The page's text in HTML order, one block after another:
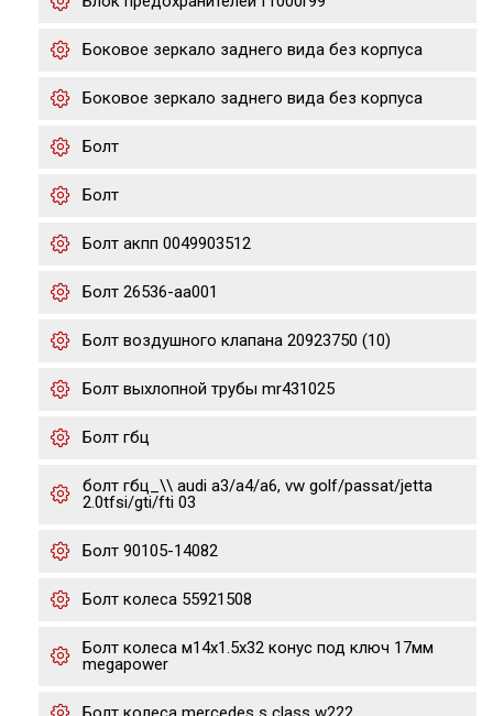
Боковое зеркало заднего вида без корпуса
Боковое зеркало заднего вида без корпуса
Болт
Болт
Болт акпп 0049903512
Болт 26536-aa001
Болт воздушного клапана 20923750 (10)
Болт выхлопной трубы mr431025
Болт гбц
болт гбц_\\ audi a3/a4/a6, vw golf/passat/jetta
2.0tfsi/gti/fti 03
Болт 90105-14082
Болт колеса 55921508
Болт колеса м14х1.5х32 конус под ключ 17мм
megapower